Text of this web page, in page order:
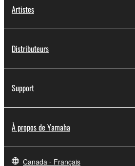
Artistes
Distributeurs
Support
À propos de Yamaha
Canada - Français